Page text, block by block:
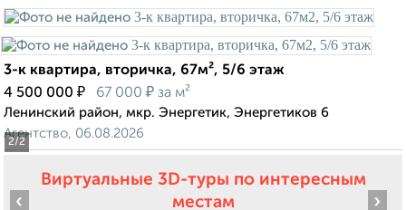
2/2
3-к квартира, вторичка, 67м², 5/6 этаж
4 500 000 ₽ 67 000 ₽ за м²
Ленинский район, мкр. Энергетик, Энергетиков 6
Агентство, 06.08.2026
Виртуальные 3D-туры по интересным
местам
‹ ›